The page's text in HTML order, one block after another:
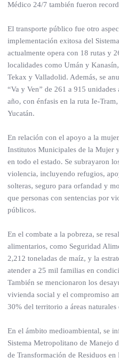
Médico 24/7 también fueron
El transporte público fue otro
implementación exitosa del
actualmente opera con 18 rutas y
localidades como Umán y
Tekax y Valladolid. Además, se
“Va y Ven” de 261 a 915 unidades
año, con énfasis en la ruta Ie-
Yucatán.
En relación con el apoyo a la
Institutos Municipales de la Mujer
en todo el estado. Se subrayaron
violencia, incluyendo refugios,
solteras, seguro para orfandad y
que personas con sentencias por
públicos.
En el combate a la pobreza, se
alimentarios, como Seguridad
2,212 toneladas de maíz, y la
atender a 25 mil familias en
También se mencionaron los
vivienda social y el compromiso
30% del territorio a áreas
En el ámbito medioambiental, se
Sistema Metropolitano de Manejo
de Transformación de Residuos en